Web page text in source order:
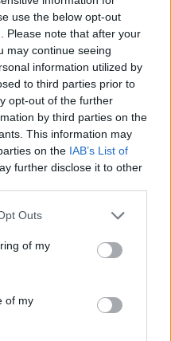
use the below opt-out
Please note that after your
may continue seeing
information utilized by
to third parties prior to
opt-out of the further
by third parties on the
This information may
on the IAB’s List of
further disclose it to other
Outs
of my
of my
2023
Batman: A végzet
Gothambe érkezik